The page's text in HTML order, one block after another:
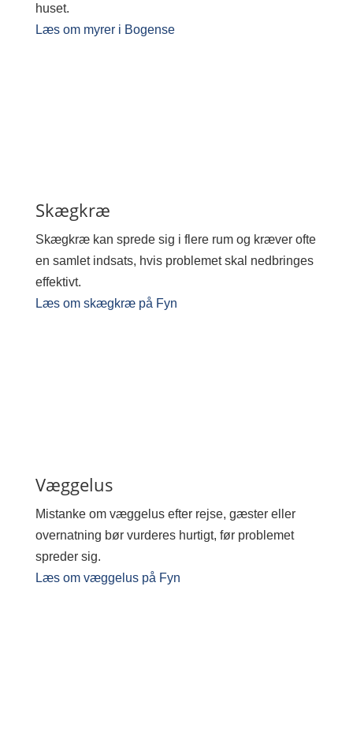
huset.
Læs om myrer i Bogense
Skægkræ
Skægkræ kan sprede sig i flere rum og kræver ofte
en samlet indsats, hvis problemet skal nedbringes
effektivt.
Læs om skægkræ på Fyn
Væggelus
Mistanke om væggelus efter rejse, gæster eller
overnatning bør vurderes hurtigt, før problemet
spreder sig.
Læs om væggelus på Fyn